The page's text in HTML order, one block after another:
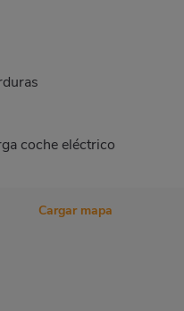
coche eléctrico
Cargar mapa